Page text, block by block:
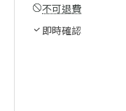
不可退費
即時確認